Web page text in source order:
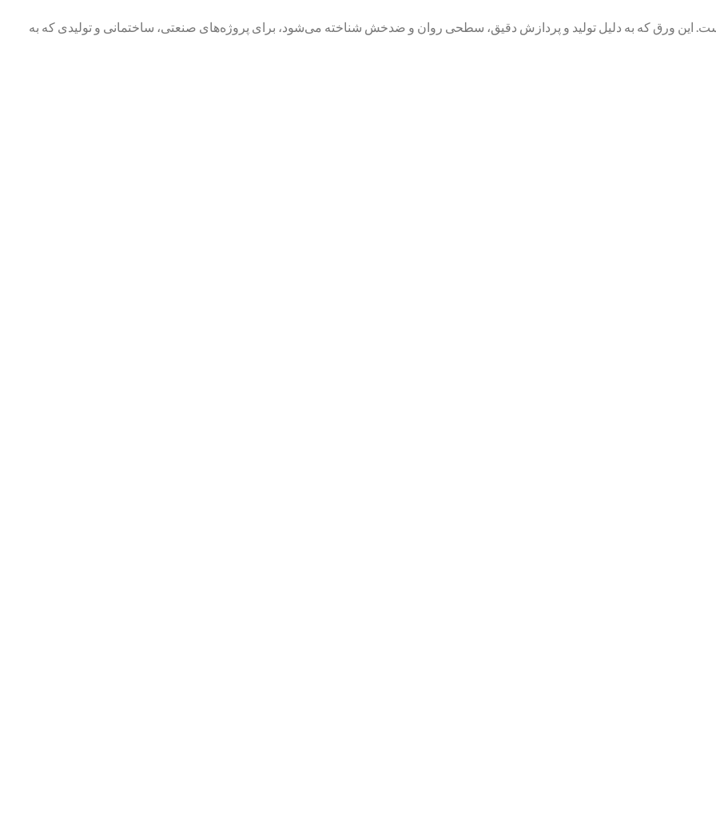
این ورق که به دلیل تولید و پردازش دقیق، سطحی روان و ضدخش شناخته می‌شود، برای پروژه‌های صنعتی، ساختمانی و تولیدی که به